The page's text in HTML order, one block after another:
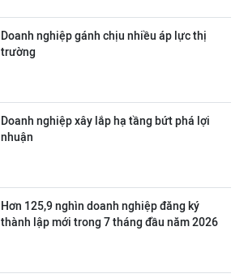
Doanh nghiệp gánh chịu nhiều áp lực thị
trường
Doanh nghiệp xây lắp hạ tầng bứt phá lợi
nhuận
Hơn 125,9 nghìn doanh nghiệp đăng ký
thành lập mới trong 7 tháng đầu năm 2026